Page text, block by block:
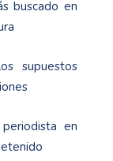
buscado en
supuestos
en